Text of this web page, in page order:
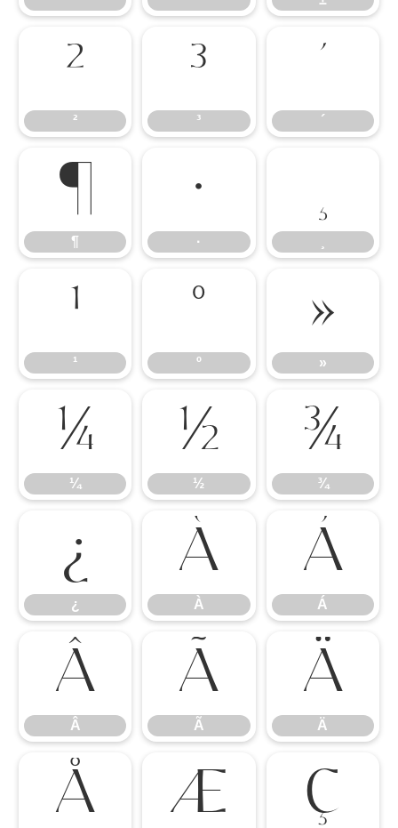
²
²
³
³ ´
¶
¶
·
·
¸
¹
¹
º
º
»
»
¼
¼
½
½
¾
¾
¿
¿
À
À
Á
Á
Â
Â
Ã
Ã
Ä
Ä
Å Æ Ç